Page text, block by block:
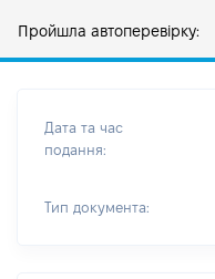
Пройшла автоперевірку:
Дата та час
подання:
Тип документа: